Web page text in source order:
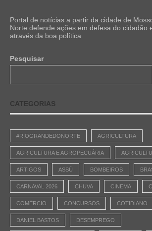
Portal de notícias a partir da cidade de
Norte defende ações em defesa do cidadão
através da boa política
Pesquisar
CATEGORIAS
#RIOGRANDEDONORTE AGRICULTURA
AGRICULTURA E AGROPECUÁRIA
ARTIGOS ASSÚ BOMBEIROS
CARNAVAL 2026 CHUVA CINEMA
COMÉRCIO CONCURSOS COTIDIANO
DANIEL BASTOS DESEMPREGO